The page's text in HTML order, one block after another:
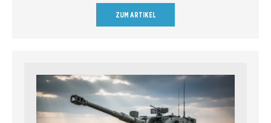
ZUM ARTIKEL